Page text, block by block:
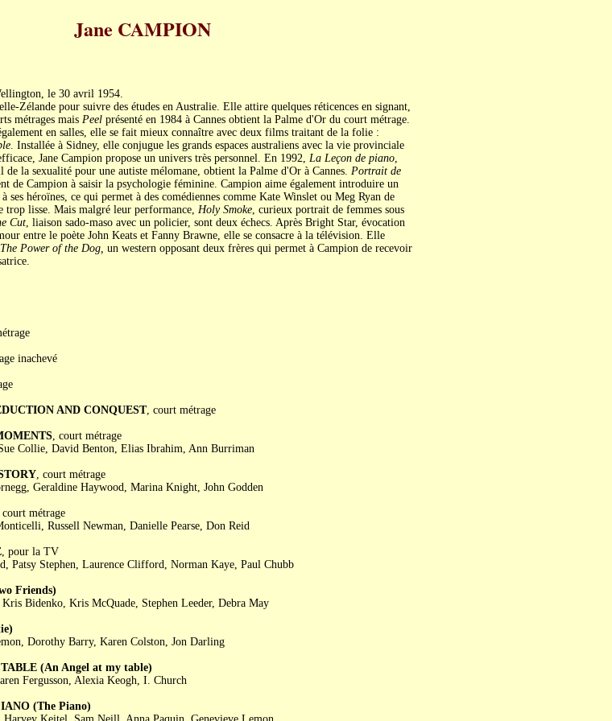
Jane CAMPION
le 30 avril 1954.
Zélande pour suivre des études en Australie. Elle attire quelques réticences en signant,
métrages mais Peelprésenté en 1984 à Cannes obtient la Palme d'Or du court métrage.
en salles, elle se fait mieux connaître avec deux films traitant de la folie :
. Installée à Sidney, elle conjugue les grands espaces australiens avec la vie provinciale
Jane Campion propose un univers très personnel. En 1992, La Leçon de piano,
de la sexualité pour une autiste mélomane, obtient la Palme d'Or à Cannes. Portrait de
de Campion à saisir la psychologie féminine. Campion aime également introduire un
ses héroïnes, ce qui permet à des comédiennes comme Kate Winslet ou Meg Ryan de
trop lisse. Mais malgré leur performance, Holy Smoke, curieux portrait de femmes sous
Cut, liaison sado-maso avec un policier, sont deux échecs. Après Bright Star, évocation
entre le poète John Keats et Fanny Brawne, elle se consacre à la télévision. Elle
The Power of the Dog, un western opposant deux frères qui permet à Campion de recevoir
inachevé
AND CONQUEST, court métrage
, court métrage
Collie, David Benton, Elias Ibrahim, Ann Burriman
, court métrage
Geraldine Haywood, Marina Knight, John Godden
métrage
Russell Newman, Danielle Pearse, Don Reid
, pour la TV
Patsy Stephen, Laurence Clifford, Norman Kaye, Paul Chubb
Friends)
Kris Bidenko, Kris McQuade, Stephen Leeder, Debra May
Dorothy Barry, Karen Colston, Jon Darling
(An Angel at my table)
Fergusson, Alexia Keogh, I. Church
(The Piano)